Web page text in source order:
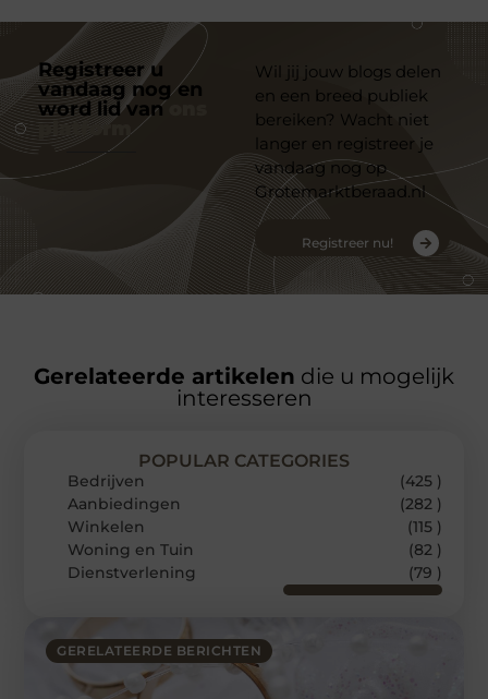
Registreer u
vandaag nog en
word lid van
platform
Wil jij jouw blogs delen
en een breed publiek
bereiken? Wacht niet
langer en registreer je
vandaag nog op
Grotemarktberaad.nl
Registreer nu!
Gerelateerde artikelen die u mogelijk
interesseren
GERELATEERDE BERICHTEN
POPULAR CATEGORIES
Bedrijven
(425 )
Aanbiedingen
(282 )
Winkelen
(115 )
Woning en Tuin
(82 )
Dienstverlening
(79 )